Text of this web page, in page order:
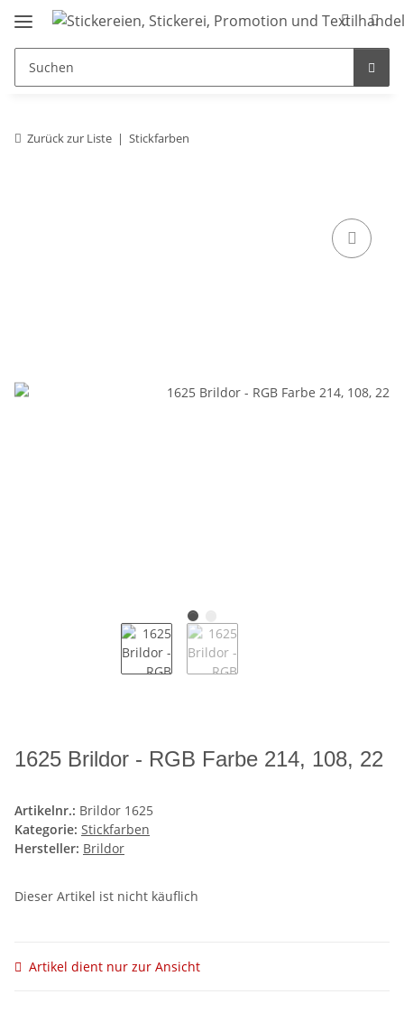
Zurück zur Liste Stickfarben
1625 Brildor - RGB Farbe 214, 108, 22
Artikelnr.: Brildor 1625
Kategorie: Stickfarben
Hersteller: Brildor
Dieser Artikel ist nicht käuflich
Artikel dient nur zur Ansicht